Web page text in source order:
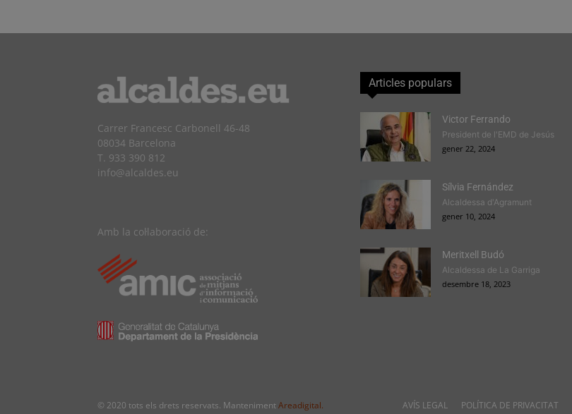
Carrer Francesc Carbonell 46-48
08034 Barcelona
T. 933 390 812
info@alcaldes.eu
Amb la col·laboració de:
Articles populars
Victor Ferrando
President de l'EMD de Jesús
gener 22, 2024
Sílvia Fernández
Alcaldessa d'Agramunt
gener 10, 2024
Meritxell Budó
Alcaldessa de La Garriga
desembre 18, 2023
AVÍS LEGAL POLÍTICA DE PRIVACITAT
© 2020 tots els drets reservats. MantenimentAreadigital.